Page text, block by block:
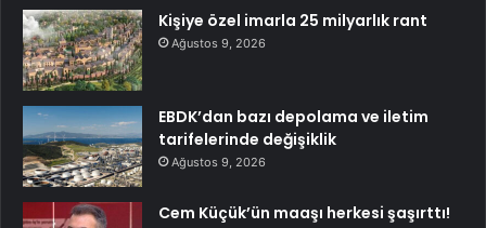
Kişiye özel imarla 25 milyarlık rant
Ağustos 9, 2026
EBDK’dan bazı depolama ve iletim
tarifelerinde değişiklik
Ağustos 9, 2026
Cem Küçük’ün maaşı herkesi şaşırttı!